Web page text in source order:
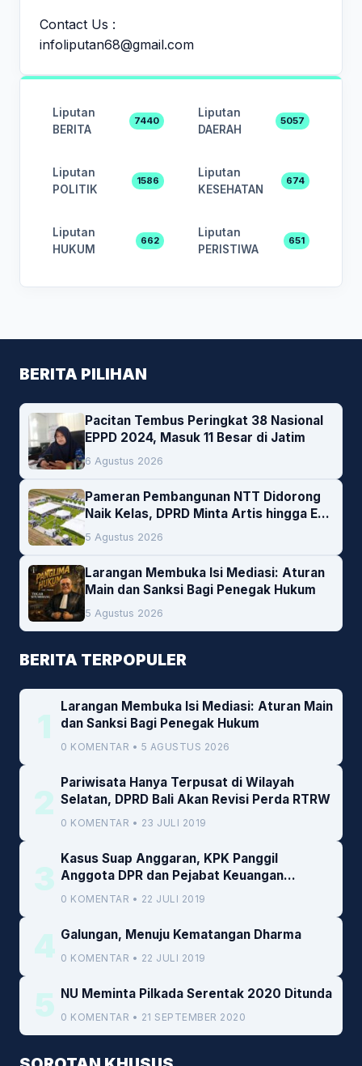
Contact Us :
infoliputan68@gmail.com
Liputan
BERITA
7440
Liputan
DAERAH
5057
Liputan
POLITIK
1586
Liputan
KESEHATAN
674
Liputan
HUKUM
662
Liputan
PERISTIWA
651
BERITA PILIHAN
Pacitan Tembus Peringkat 38 Nasional
EPPD 2024, Masuk 11 Besar di Jatim
6 Agustus 2026
Pameran Pembangunan NTT Didorong
Naik Kelas, DPRD Minta Artis hingga EO
Lokal Jadi Prioritas
5 Agustus 2026
Larangan Membuka Isi Mediasi: Aturan
Main dan Sanksi Bagi Penegak Hukum
5 Agustus 2026
BERITA TERPOPULER
1
Larangan Membuka Isi Mediasi: Aturan Main
dan Sanksi Bagi Penegak Hukum
0 KOMENTAR • 5 AGUSTUS 2026
2
Pariwisata Hanya Terpusat di Wilayah
Selatan, DPRD Bali Akan Revisi Perda RTRW
0 KOMENTAR • 23 JULI 2019
3
Kasus Suap Anggaran, KPK Panggil
Anggota DPR dan Pejabat Keuangan
Kemenkeu
0 KOMENTAR • 22 JULI 2019
4 Galungan, Menuju Kematangan Dharma
0 KOMENTAR • 22 JULI 2019
5 NU Meminta Pilkada Serentak 2020 Ditunda
0 KOMENTAR • 21 SEPTEMBER 2020